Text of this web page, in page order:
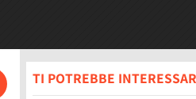
TI POTREBBE